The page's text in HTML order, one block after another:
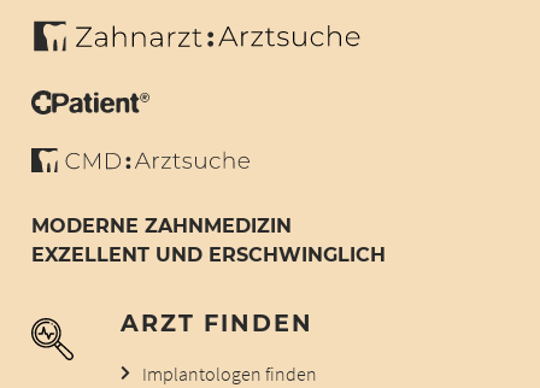
MODERNE ZAHNMEDIZIN
EXZELLENT UND ERSCHWINGLICH
ARZT FINDEN
Implantologen finden